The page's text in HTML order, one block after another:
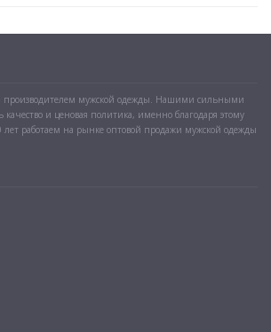
производителем мужской одежды. Нашими сильными
качество и ценовая политика, именно благодаря этому
работаем на рынке оптовой продажи мужской одежды